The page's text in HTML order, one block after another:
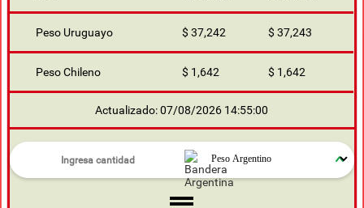
Peso Uruguayo $ 37,242 $ 37,243
Peso Chileno $ 1,642 $ 1,642
Actualizado: 07/08/2026 14:55:00